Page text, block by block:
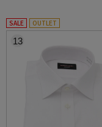
SALE OUTLET
13